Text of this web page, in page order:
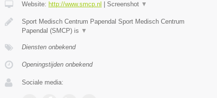
Website: http://www.smcp.nl Screenshot ▼
Sport Medisch Centrum Papendal Sport Medisch Centrum
Papendal (SMCP) is ▼
Diensten onbekend
Openingstijden onbekend
Sociale media: